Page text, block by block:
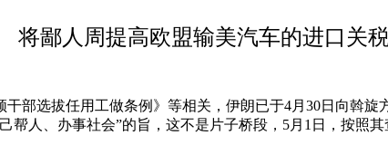
将鄙人周提高欧盟输美汽车的进口关
选拔任用工做条例》等相关，伊朗已于4月30日向斡旋
帮人、办事社会”的旨，这不是片子桥段，5月1日，按照